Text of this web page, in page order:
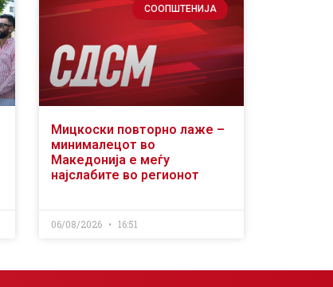
СООПШТЕНИЈА
Мицкоски повторно лаже –
минималецот во
Македонија е меѓу
најслабите во регионот
06/08/2026 16:51